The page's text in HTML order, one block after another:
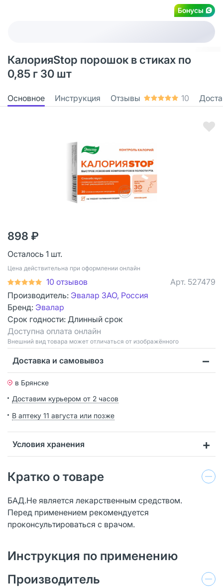
Бонусы
КалорияStop порошок в стиках по
0,85 г 30 шт
Основное Инструкция Отзывы 10
898 ₽
Осталось 1 шт.
Цена действительна при оформлении онлайн
10 отзывов Арт. 527479
Производитель: Эвалар ЗАО, Россия
Бренд: Эвалар
Срок годности: Длинный срок
Доступна оплата онлайн
Bнешний вид товара может отличаться от изображённого
Доставка и самовывоз
в Брянске
Доставим курьером от 2 часов
В аптеку 11 августа или позже
Условия хранения
Кратко о товаре
БАД.Не является лекарственным средством.
Перед применением рекомендуется
проконсультироваться с врачом.
Инструкция по применению
Производитель